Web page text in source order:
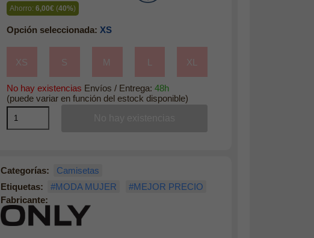
Ahorro:6,00€ (40%)
Opción seleccionada: XS
XS S M XL
No hay existencias Envíos / Entrega:48h
(puede variar en función del estock disponible)
Categorías:
Camisetas
Etiquetas:
#MODA MUJER
#MEJOR PRECIO
Fabricante: